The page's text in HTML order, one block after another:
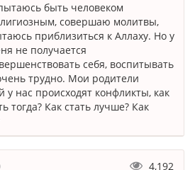
быть человеком
совершаю молитвы,
приблизиться к Аллаху. Но у
не получается
себя, воспитывать
трудно. Мои родители
нас происходят конфликты, как
тогда? Как стать лучше? Как
4,192